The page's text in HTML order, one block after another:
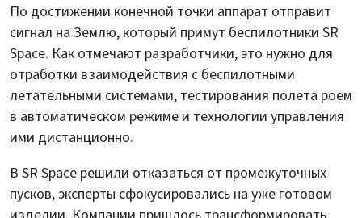
По достижении конечной точки аппарат отправит
сигнал на Землю, который примут беспилотники SR
Space. Как отмечают разработчики, это нужно для
отработки взаимодействия с беспилотными
летательными системами, тестирования полета роем
в автоматическом режиме и технологии управления
ими дистанционно.
В SR Space решили отказаться от промежуточных
пусков, эксперты сфокусировались на уже готовом